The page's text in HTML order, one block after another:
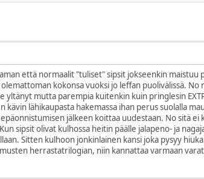
että normaalit "tuliset" sipsit jokseenkin maistuu
kokonsa vuoksi jo leffan puolivälissä.
yltänyt mutta parempia kuitenkin kuin pringlesin
kävin lähikaupasta hakemassa ihan perus suolalla
jälkeen koittaa uudestaan. No sitä
sipsit olivat kulhossa heitin päälle jalapeno- ja
Sitten kulhoon jonkinlainen kansi joka pysyy
herrastatrilogian, niin kannattaa varmaan